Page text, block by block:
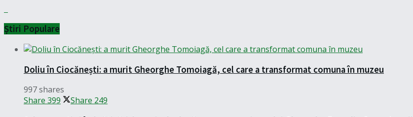
Știri Populare
Doliu în Ciocănești: a murit Gheorghe Tomoiagă, cel care a transformat comuna în muzeu
997 shares
Share 399 Share 249